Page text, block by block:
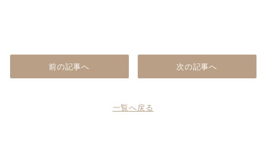
前の記事へ
一覧へ戻る
次の記事へ